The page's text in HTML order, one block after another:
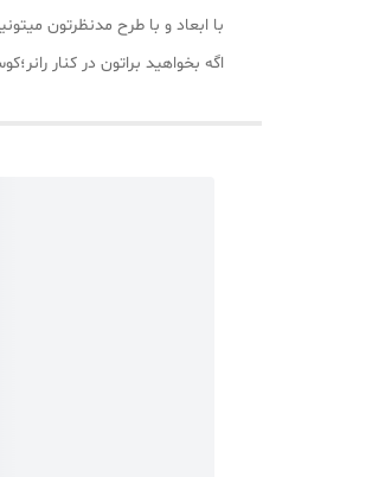
با ابعاد و با طرح مدنظرتون میتونیم براتون
اگه بخواهید براتون در کنار